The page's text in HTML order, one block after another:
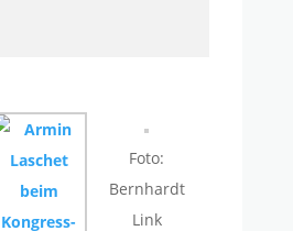
Foto:
Bernhardt
Link